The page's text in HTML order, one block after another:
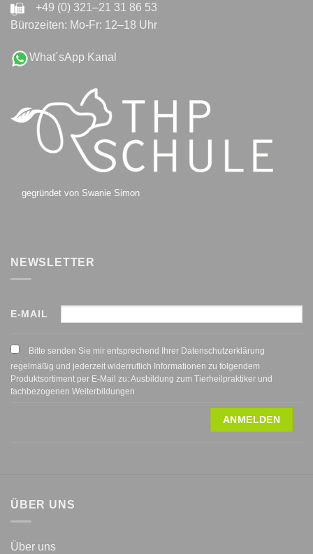
+49 (0) 321–21 31 86 53
Bürozeiten: Mo-Fr: 12–18 Uhr
What´sApp Kanal
gegründet von Swanie Simon
NEWSLETTER
E-MAIL
Bitte senden Sie mir entsprechend Ihrer Datenschutzerklärung
regelmäßig und jederzeit widerruflich Informationen zu folgendem
Produktsortiment per E-Mail zu: Ausbildung zum Tierheilpraktiker und
fachbezogenen Weiterbildungen
ÜBER UNS
Über uns